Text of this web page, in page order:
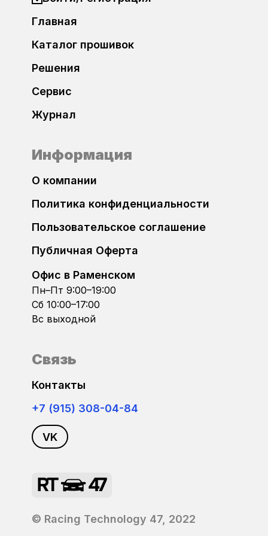
Citroen
Daewoo
DAF
Datsun
Dodge
DongFeng
FIAT
Ford
GAC
GMC
Great Wall
Haval
Bosch EDC17CP54
Bosch MD1CP004
Bosch MD1CP014
Bosch MD1CS014
Bosch ME7.1.x
Bosch ME7.5
Bosch ME7.5.10
Bosch MED17.1
Bosch MED17.5
Bosch MED17.5.1
Bosch MED17.5.2
Bosch MED17.5.20
Главная
Каталог прошивок
Решения
Сервис
Журнал
Информация
О компании
Политика конфиденциальности
Пользовательское соглашение
Публичная Оферта
Офис в Раменском
Пн–Пт 9:00–19:00
Сб 10:00–17:00
Вс выходной
Связь
Контакты
+7 (915) 308-04-84
VK
© Racing Technology 47, 2022
Регистрация